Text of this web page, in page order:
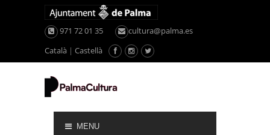
971 72 01 35
cultura@palma.es
Català | Castellà
MENU